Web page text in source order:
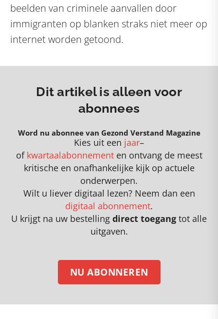
beelden van criminele aanvallen door
immigranten op blanken straks niet meer op
internet worden getoond.
Dit artikel is alleen voor
abonnees
Word nu abonnee van Gezond Verstand Magazine
Kies uit een jaar–
of kwartaalabonnementen ontvang de meest
kritische en onafhankelijke kijk op actuele
onderwerpen.
Wilt u liever digitaal lezen? Neem dan een
digitaal abonnement.
U krijgt na uw bestelling direct toegang tot alle
uitgaven.
NU ABONNEREN